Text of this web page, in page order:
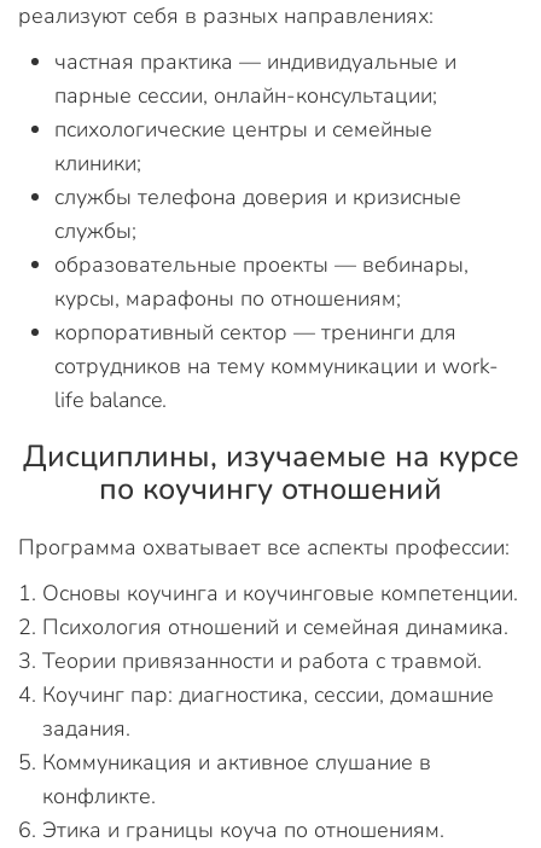
реализуют себя в разных направлениях:
частная практика — индивидуальные и
парные сессии, онлайн-консультации;
психологические центры и семейные
клиники;
службы телефона доверия и кризисные
службы;
образовательные проекты — вебинары,
курсы, марафоны по отношениям;
корпоративный сектор — тренинги для
сотрудников на тему коммуникации и work-
life balance.
Дисциплины, изучаемые на курсе
по коучингу отношений
Программа охватывает все аспекты профессии:
Основы коучинга и коучинговые компетенции.
Психология отношений и семейная динамика.
Теории привязанности и работа с травмой.
Коучинг пар: диагностика, сессии, домашние
задания.
Коммуникация и активное слушание в
конфликте.
Этика и границы коуча по отношениям.